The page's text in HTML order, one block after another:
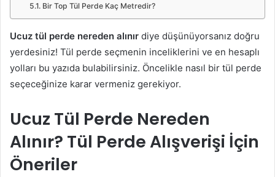
Bir Top Tül Perde Kaç Metredir?
Ucuz tül perde nereden alınır diye düşünüyorsanız doğru
yerdesiniz! Tül perde seçmenin inceliklerini ve en hesaplı
yolları bu yazıda bulabilirsiniz. Öncelikle nasıl bir tül perde
seçeceğinize karar vermeniz gerekiyor.
Ucuz Tül Perde Nereden
Alınır? Tül Perde Alışverişi İçin
Öneriler